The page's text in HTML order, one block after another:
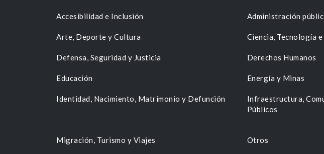
Accesibilidad e Inclusión Administración
Arte, Deporte y Cultura Ciencia, Tecnología
Defensa, Seguridad y Justicia Derechos Humanos
Educación Energía y Minas
Identidad, Nacimiento, Matrimonio y Defunción
Infraestructura,
Públicos
Migración, Turismo y Viajes Otros